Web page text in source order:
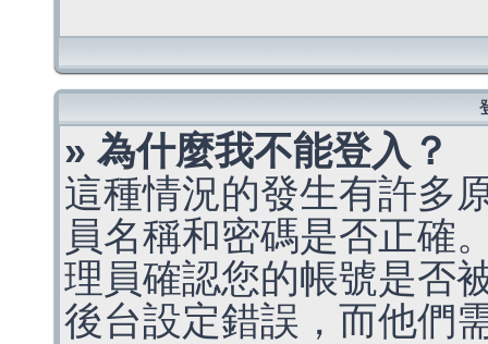
» 為什麼我不能登入？
這種情況的發生有許多
員名稱和密碼是否正確
理員確認您的帳號是否
後台設定錯誤，而他們